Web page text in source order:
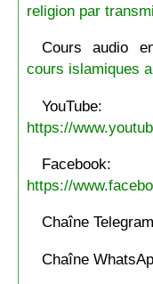
religion par
Cours audio
cours islamiques
YouTube:
https://
Facebook:
https://
Chaîne
Chaîne